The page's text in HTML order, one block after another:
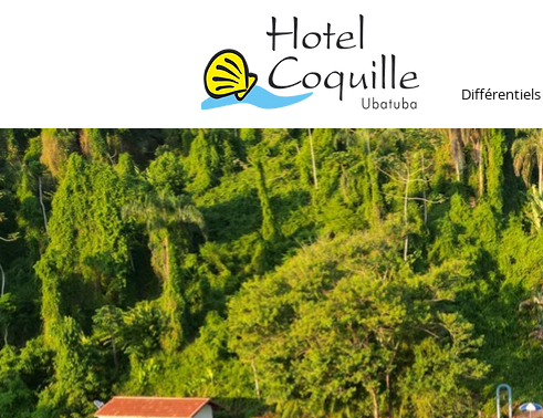
Différentiels